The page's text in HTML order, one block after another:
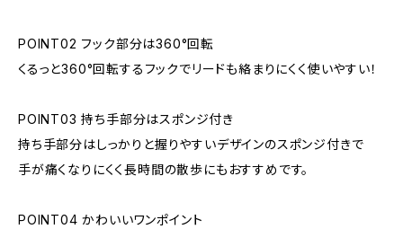
POINT02 フック部分は360°回転
くるっと360°回転するフックでリードも絡まりにくく使いやすい！
POINT03 持ち手部分はスポンジ付き
持ち手部分はしっかりと握りやすいデザインのスポンジ付きで
手が痛くなりにくく長時間の散歩にもおすすめです。
POINT04 かわいいワンポイント